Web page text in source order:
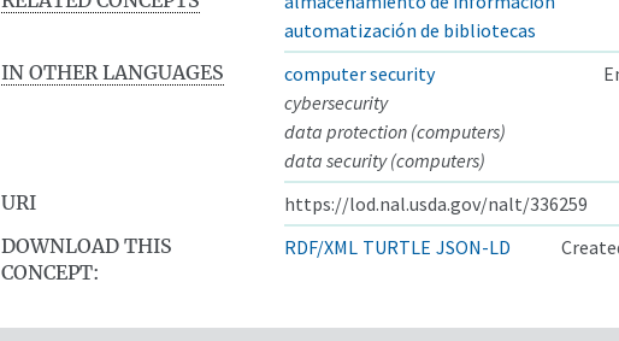
automatización de bibliotecas
IN OTHER LANGUAGES
computer security
cybersecurity
data protection (computers)
data security (computers)
URI
https://lod.nal.usda.gov/nalt/336259
DOWNLOAD THIS
CONCEPT:
RDF/XML TURTLE JSON-LD